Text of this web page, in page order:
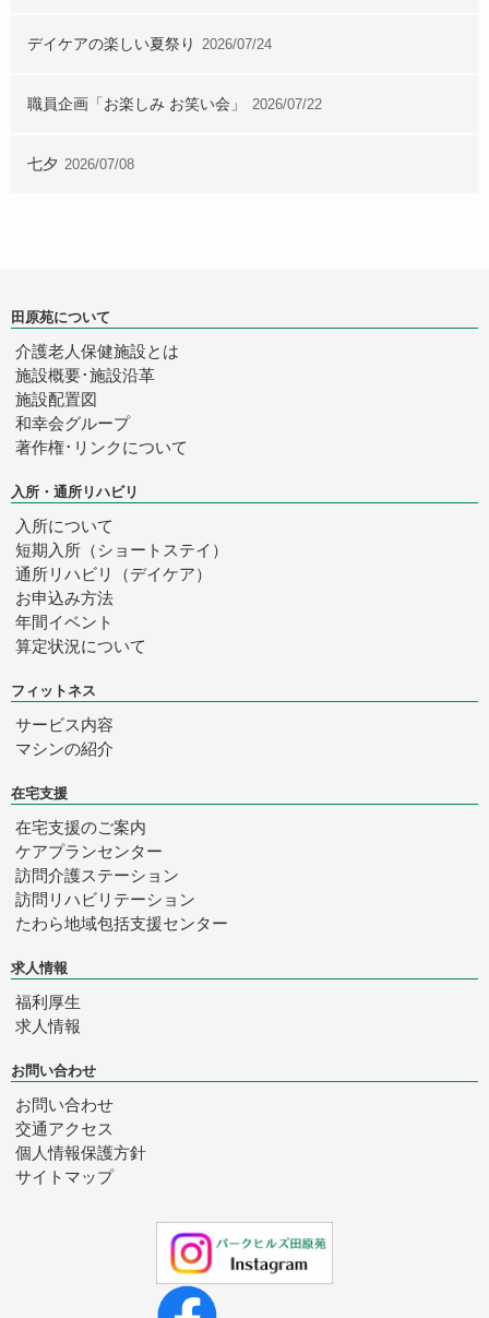
デイケアの楽しい夏祭り 2026/07/24
職員企画「お楽しみ お笑い会」 2026/07/22
七夕 2026/07/08
田原苑について
介護老人保健施設とは
施設概要･施設沿革
施設配置図
和幸会グループ
著作権･リンクについて
入所・通所リハビリ
入所について
短期入所（ショートステイ）
通所リハビリ（デイケア）
お申込み方法
年間イベント
算定状況について
フィットネス
サービス内容
マシンの紹介
在宅支援
在宅支援のご案内
ケアプランセンター
訪問介護ステーション
訪問リハビリテーション
たわら地域包括支援センター
求人情報
福利厚生
求人情報
お問い合わせ
お問い合わせ
交通アクセス
個人情報保護方針
サイトマップ